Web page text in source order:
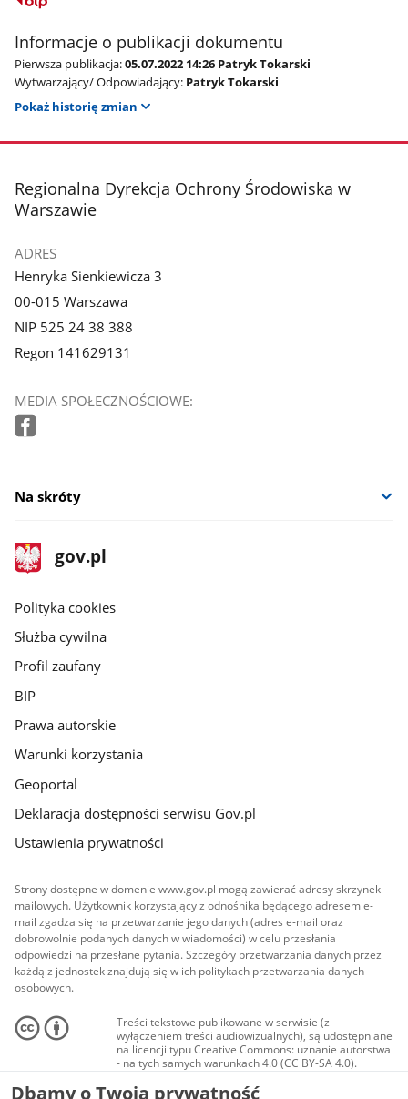
Informacje o publikacji dokumentu
Pierwsza publikacja:05.07.2022 14:26 Patryk Tokarski
Wytwarzający/ Odpowiadający: Patryk Tokarski
Pokaż historię zmian
stopka
Regionalna Dyrekcja Ochrony Środowiska w
Warszawie
ADRES
Henryka Sienkiewicza 3
00-015 Warszawa
NIP 525 24 38 388
Regon 141629131
MEDIA SPOŁECZNOŚCIOWE:
Na skróty
stopka
gov.pl
Strona
gov.pl
gov.pl
Polityka cookies
Służba cywilna
Profil zaufany
BIP
Prawa autorskie
Warunki korzystania
Geoportal
Deklaracja dostępności serwisu Gov.pl
Ustawienia prywatności
Strony dostępne w domenie www.gov.pl mogą zawierać adresy skrzynek
mailowych. Użytkownik korzystający z odnośnika będącego adresem e-
mail zgadza się na przetwarzanie jego danych (adres e-mail oraz
dobrowolnie podanych danych w wiadomości) w celu przesłania
odpowiedzi na przesłane pytania. Szczegóły przetwarzania danych przez
każdą z jednostek znajdują się w ich politykach przetwarzania danych
osobowych.
Treści tekstowe publikowane w serwisie (z
wyłączeniem treści audiowizualnych), są udostępniane
na licencji typu Creative Commons: uznanie autorstwa
- na tych samych warunkach 4.0 (CC BY-SA 4.0).
Materiały audiowizualne, w tym zdjęcia, materiały
audio i wideo, są udostępniane na licencji typu
Dbamy o Twoją prywatność